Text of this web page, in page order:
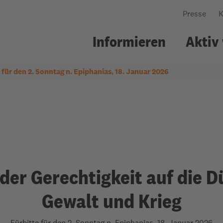
Presse
Informieren
Netzwerke
Jahresbericht
Aktiv
Fürbitten
Evangelische
den 2. Sonntag n. Epiphanias, 18. Januar 2026
Gerechtigkeit auf die
Gewalt und Krieg